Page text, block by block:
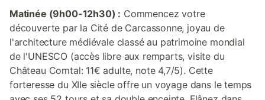
Matinée (9h00-12h30) : Commencez votre
découverte par la Cité de Carcassonne, joyau de
l'architecture médiévale classé au patrimoine mondial
de l'UNESCO (accès libre aux remparts, visite du
Château Comtal: 11€ adulte, note 4,7/5). Cette
forteresse du XIIe siècle offre un voyage dans le temps